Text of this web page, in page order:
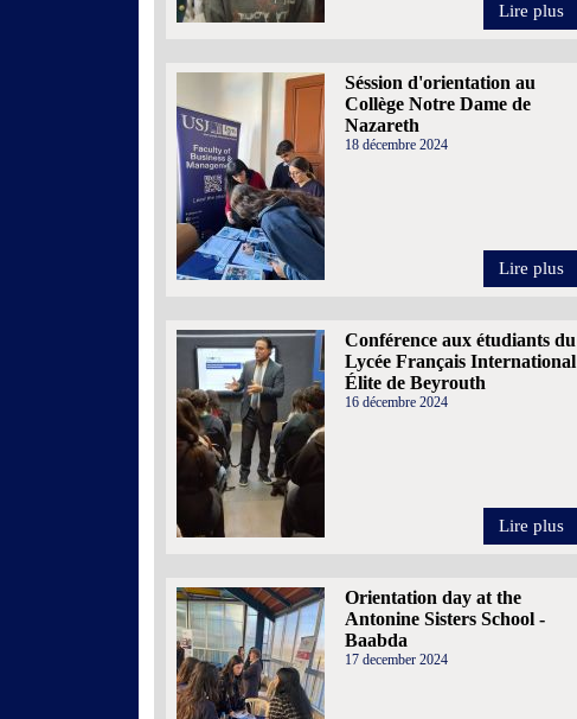
Lire plus
Séssion d'orientation au
Collège Notre Dame de
Nazareth
18 décembre 2024
Lire plus
Conférence aux étudiants du
Lycée Français International
Élite de Beyrouth
16 décembre 2024
Lire plus
Orientation day at the
Antonine Sisters School -
Baabda
17 december 2024